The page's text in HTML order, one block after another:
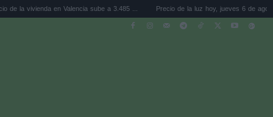
en Valencia sube a 3.485 ... Precio de la luz hoy, jueves 6 de agosto: la hora ...